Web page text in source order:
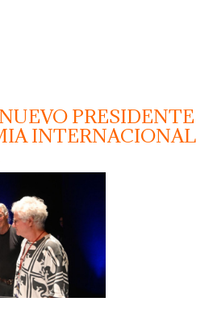
de papel reciclado a cargo de
PRESIDENTE
INTERNACIONAL